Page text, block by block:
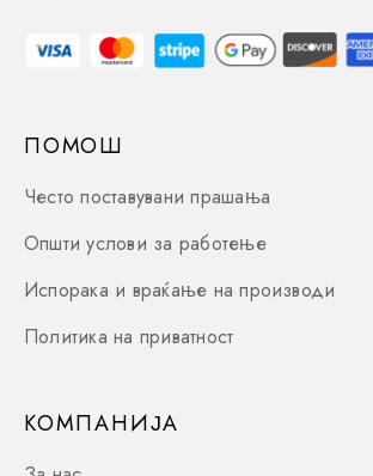
ПОМОШ
Често поставувани прашања
Општи услови за работење
Испорака и враќање на производи
Политика на приватност
КОМПАНИЈА